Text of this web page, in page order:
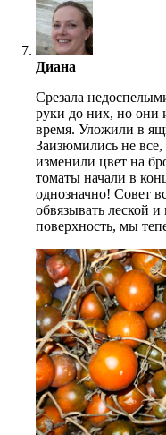
Диана
Срезала
руки до них, но они
время. Уложили в
Заизюмились не
изменили цвет на
томаты начали в
однозначно! Совет
обвязывать леской
поверхность, мы